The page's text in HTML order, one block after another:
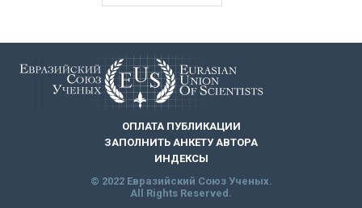
ОПЛАТА ПУБЛИКАЦИИ
ЗАПОЛНИТЬ АНКЕТУ АВТОРА
ИНДЕКСЫ
© 2022 Евразийский Союз Ученых.
All Rights Reserved.